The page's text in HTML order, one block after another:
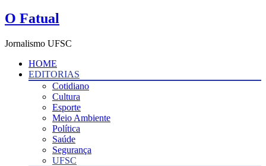
O Fatual
Jornalismo UFSC
HOME
EDITORIAS
Cotidiano
Cultura
Esporte
Meio Ambiente
Política
Saúde
Segurança
UFSC